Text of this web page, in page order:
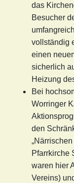
das
Besucher
vollständig
einen
sicherlich
Heizung
Bei
Worringer
den
Pfarrkirche
waren hier
Vereins)